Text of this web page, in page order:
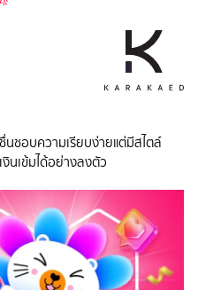
ชอบความเรียบง่ายแต่มีสไตล์
นเข้มได้อย่างลงตัว